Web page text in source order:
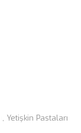
, Yetişkin Pastaları